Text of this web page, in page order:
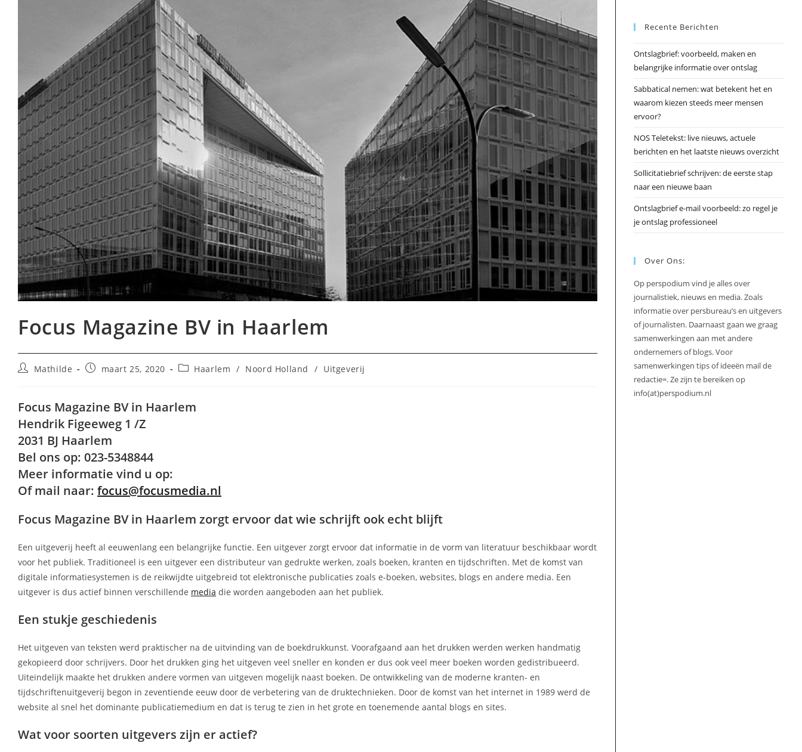
Focus Magazine BV in Haarlem
BerichtMathilde
Berichtmaart 25, 2020 Berichtcategorie:
Haarlem / Noord Holland / Uitgeverij
Focus Magazine BV in Haarlem
Hendrik Figeeweg 1 /Z
2031 BJ Haarlem
Bel ons op: 023-5348844
Meer informatie vind u op:
Of mail naar: focus@focusmedia.nl
Focus Magazine BV in Haarlem zorgt ervoor dat wie schrijft ook echt blijft
Een uitgeverij heeft al eeuwenlang een belangrijke functie. Een uitgever zorgt ervoor dat informatie in de vorm van literatuur beschikbaar wordt
voor het publiek. Traditioneel is een uitgever een distributeur van gedrukte werken, zoals boeken, kranten en tijdschriften. Met de komst van
digitale informatiesystemen is de reikwijdte uitgebreid tot elektronische publicaties zoals e-boeken, websites, blogs en andere media. Een
uitgever is dus actief binnen verschillende media die worden aangeboden aan het publiek.
Een stukje geschiedenis
Het uitgeven van teksten werd praktischer na de uitvinding van de boekdrukkunst. Voorafgaand aan het drukken werden werken handmatig
gekopieerd door schrijvers. Door het drukken ging het uitgeven veel sneller en konden er dus ook veel meer boeken worden gedistribueerd.
Uiteindelijk maakte het drukken andere vormen van uitgeven mogelijk naast boeken. De ontwikkeling van de moderne kranten- en
tijdschriftenuitgeverij begon in zeventiende eeuw door de verbetering van de druktechnieken. Door de komst van het internet in 1989 werd de
website al snel het dominante publicatiemedium en dat is terug te zien in het grote en toenemende aantal blogs en sites.
Wat voor soorten uitgevers zijn er actief?
Recente Berichten
Ontslagbrief: voorbeeld, maken en
belangrijke informatie over ontslag
Sabbatical nemen: wat betekent het en
waarom kiezen steeds meer mensen
ervoor?
NOS Teletekst: live nieuws, actuele
berichten en het laatste nieuws overzicht
Sollicitatiebrief schrijven: de eerste stap
naar een nieuwe baan
Ontslagbrief e-mail voorbeeld: zo regel je
je ontslag professioneel
Over Ons:
Op perspodium vind je alles over
journalistiek, nieuws en media. Zoals
informatie over persbureau’s en uitgevers
of journalisten. Daarnaast gaan we graag
samenwerkingen aan met andere
ondernemers of blogs. Voor
samenwerkingen tips of ideeën mail de
redactie=. Ze zijn te bereiken op
info(at)perspodium.nl